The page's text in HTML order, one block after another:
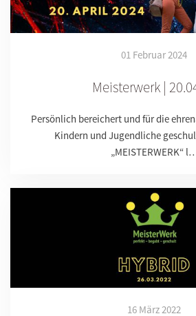
01 Februar 2024
Meisterwerk |
Persönlich bereichert und für die
Kindern und Jugendliche
„MEISTERWERK“
16 März 2022